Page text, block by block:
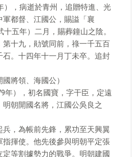
），病逝於青州，追贈特進、光
都督、江國公，賜謚「襄
五年）二月，賜葬鐘山之陰。
第十九，勛號同前，祿一千五百
石。十四年十一月丁未卒。追封
將領、海國公）
年），初名國寶，字干臣，定遠
明朝開國名將，江國公吳良之
兵，為帳前先鋒，累功至天興翼
揮使。他先後參與明朝平定張
等割據勢力的戰爭。明朝建國